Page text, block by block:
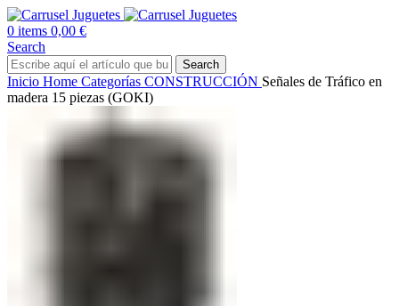
0 items 0,00 €
Search
Search
Inicio Home Categorías CONSTRUCCIÓN Señales de Tráfico en
madera 15 piezas (GOKI)